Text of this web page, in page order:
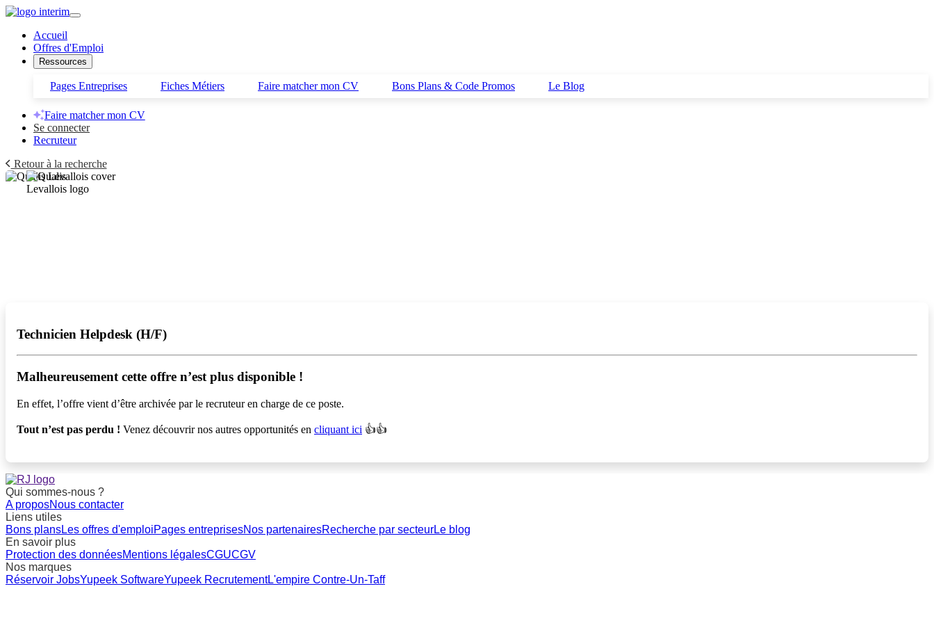
Accueil
Offres d'Emploi
Ressources
Pages Entreprises Fiches Métiers Faire matcher mon CV Bons Plans & Code Promos Le Blog
Faire matcher mon CV
Se connecter
Recruteur
Retour à la recherche
Technicien Helpdesk (H/F)
Malheureusement cette offre n’est plus disponible !️
En effet, l’offre vient d’être archivée par le recruteur en charge de ce poste.
Tout n’est pas perdu ! Venez découvrir nos autres opportunités en cliquant ici 👍👍
Qui sommes-nous ?
A proposNous contacter
Liens utiles
Bons plansLes offres d'emploiPages entreprisesNos partenairesRecherche par secteurLe blog
En savoir plus
Protection des donnéesMentions légalesCGUCGV
Nos marques
Réservoir JobsYupeek SoftwareYupeek RecrutementL'empire Contre-Un-Taff